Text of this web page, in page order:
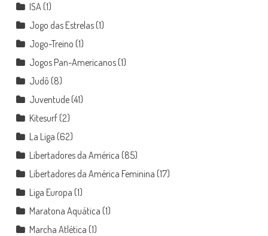
ISA(1)
Jogo das Estrelas(1)
Jogo-Treino (1)
Jogos Pan-Americanos(1)
Judô (8)
Juventude(41)
Kitesurf(2)
La Liga (62)
Libertadores da América (85)
Libertadores da América Feminina (17)
Liga Europa (1)
Maratona Aquática (1)
Marcha Atlética (1)